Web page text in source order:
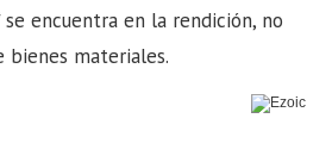
encuentra en la rendición, no
bienes materiales.